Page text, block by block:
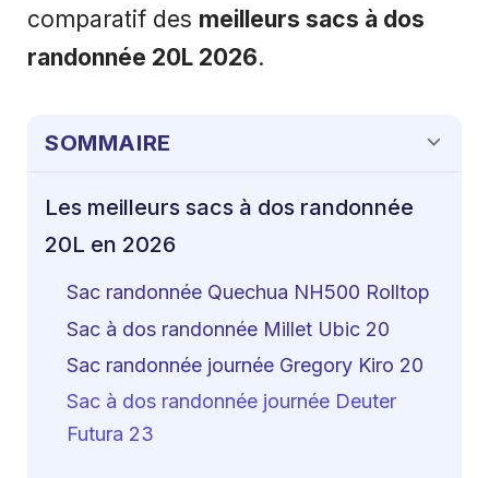
comparatif des meilleurs sacs à dos
randonnée 20L 2026.
SOMMAIRE
Les meilleurs sacs à dos randonnée
20L en 2026
Sac randonnée Quechua NH500 Rolltop
Sac à dos randonnée Millet Ubic 20
Sac randonnée journée Gregory Kiro 20
Sac à dos randonnée journée Deuter
Futura 23